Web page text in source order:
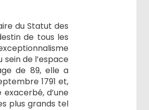
du Statut des
de tous les
de l’espace
de 89, elle a
1791 et,
d’une
plus grands tel